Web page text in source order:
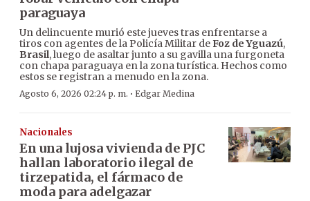
paraguaya
Un delincuente murió este jueves tras enfrentarse a
tiros con agentes de la Policía Militar deFoz de Yguazú,
Brasil, luego de asaltar junto a su gavilla una furgoneta
con chapa paraguaya en la zona turística. Hechos como
estos se registran a menudo en la zona.
Agosto 6, 2026 02:24 p. m. · Edgar Medina
Nacionales
En una lujosa vivienda de PJC
hallan laboratorio ilegal de
tirzepatida, el fármaco de
moda para adelgazar